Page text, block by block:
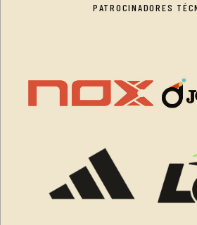
PATROCINADORES